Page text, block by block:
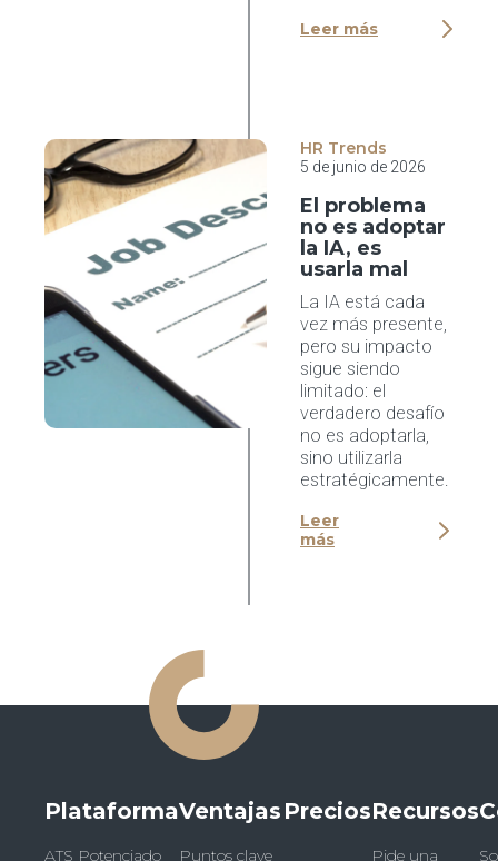
Leer más
HR Trends
5 de junio de 2026
El problema
no es adoptar
la IA, es
usarla mal
La IA está cada
vez más presente,
pero su impacto
sigue siendo
limitado: el
verdadero desafío
no es adoptarla,
sino utilizarla
estratégicamente.
Leer
más
Plataforma
ATS Potenciado
Ventajas
Puntos clave
PreciosRecursos
Pide una